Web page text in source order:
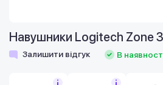
Навушники Logitech Zone
Залишити відгук В